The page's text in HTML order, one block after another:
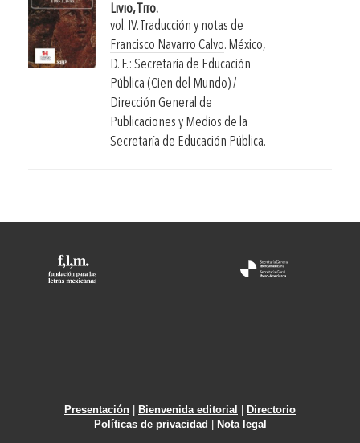
Livio, Tito.
vol. IV. Traducción y notas de
Francisco Navarro Calvo. México,
D. F.: Secretaría de Educación
Pública (Cien del Mundo) /
Dirección General de
Publicaciones y Medios de la
Secretaría de Educación Pública.
Presentación Bienvenida editorial
Directorio
Políticas de privacidad
Nota legal